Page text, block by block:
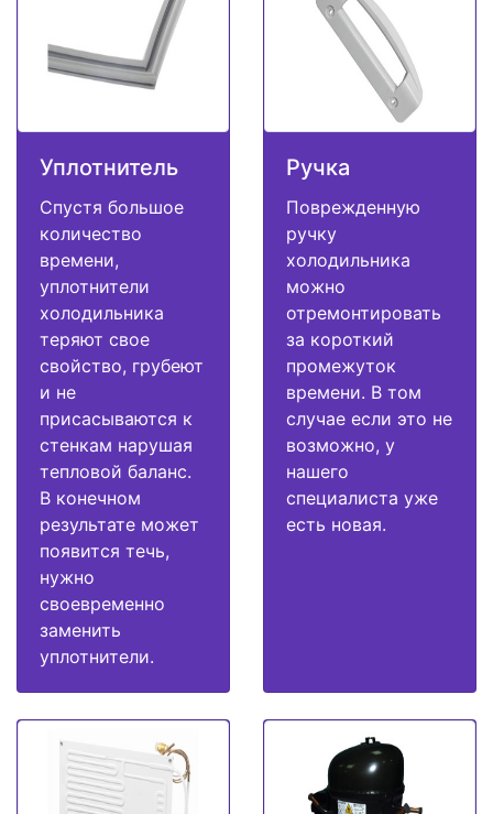
Уплотнитель
Спустя большое
количество
времени,
уплотнители
холодильника
теряют свое
свойство, грубеют
и не
присасываются к
стенкам нарушая
тепловой баланс.
В конечном
результате может
появится течь,
нужно
своевременно
заменить
уплотнители.
Ручка
Поврежденную
ручку
холодильника
можно
отремонтировать
за короткий
промежуток
времени. В том
случае если это не
возможно, у
нашего
специалиста уже
есть новая.